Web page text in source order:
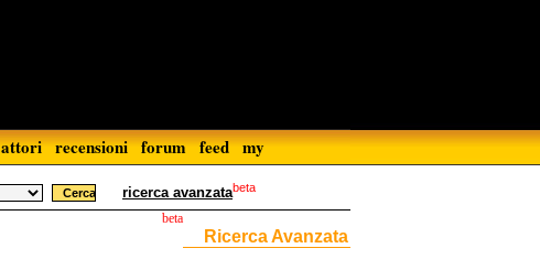
attori recensioni forum feed my
ricerca avanzatabeta
Ricerca Avanzata
beta